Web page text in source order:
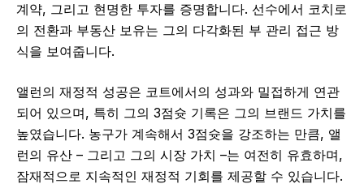
계약, 그리고 현명한 투자를 증명합니다. 선수에서 코치로
의 전환과 부동산 보유는 그의 다각화된 부 관리 접근 방
식을 보여줍니다.
앨런의 재정적 성공은 코트에서의 성과와 밀접하게 연관
되어 있으며, 특히 그의 3점슛 기록은 그의 브랜드 가치를
높였습니다. 농구가 계속해서 3점슛을 강조하는 만큼, 앨
런의 유산 – 그리고 그의 시장 가치 –는 여전히 유효하며,
잠재적으로 지속적인 재정적 기회를 제공할 수 있습니다.